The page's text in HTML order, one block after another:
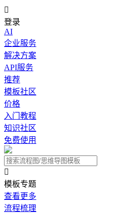

登录
AI
企业服务
解决方案
API服务
推荐
模板社区
价格
入门教程
知识社区
免费使用

模板专题
查看更多
流程梳理